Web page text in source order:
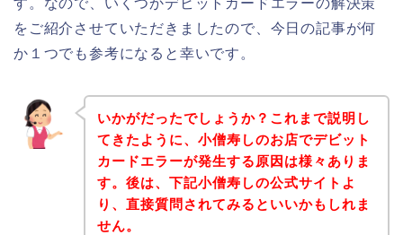
をご紹介させていただきましたので、今日の記事が何
か１つでも参考になると幸いです。
いかがだったでしょうか？これまで説明し
てきたように、小僧寿しのお店でデビット
カードエラーが発生する原因は様々ありま
す。後は、下記小僧寿しの公式サイトよ
り、直接質問されてみるといいかもしれま
せん。